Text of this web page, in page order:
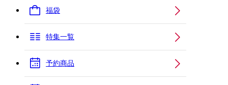
福袋
特集一覧
予約商品